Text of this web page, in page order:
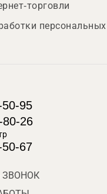
торговли
95
80-26
67
ЗВОНОК